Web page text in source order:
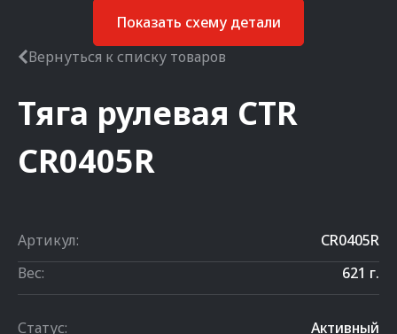
Показать схему детали
Вернуться к списку товаров
Тяга рулевая CTR
CR0405R
Артикул:
CR0405R
Вес:
621 г.
Статус: Активный